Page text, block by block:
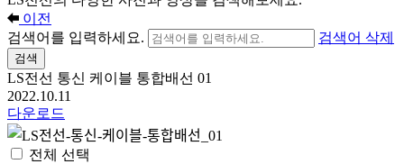
이전
검색어를 입력하세요.
검색어 삭제
검색
LS전선 통신 케이블 통합배선 01
2022.10.11
다운로드
전체 선택